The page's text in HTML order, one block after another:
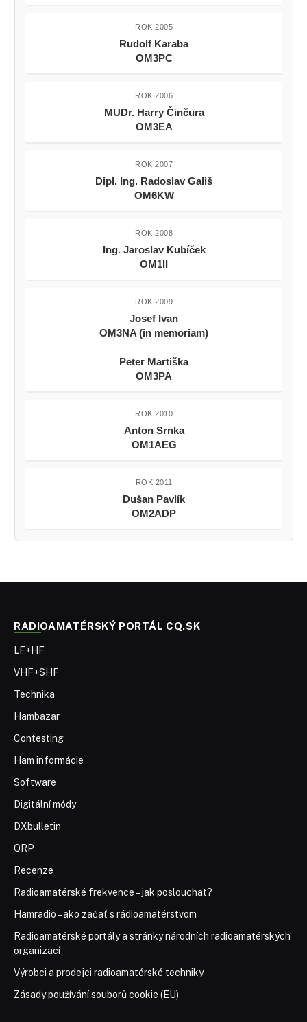
ROK 2005
Rudolf Karaba
OM3PC
ROK 2006
MUDr. Harry Činčura
OM3EA
ROK 2007
Dipl. Ing. Radoslav Gališ
OM6KW
ROK 2008
Ing. Jaroslav Kubíček
OM1II
ROK 2009
Josef Ivan
OM3NA (in memoriam)
Peter Martiška
OM3PA
ROK 2010
Anton Srnka
OM1AEG
ROK 2011
Dušan Pavlík
OM2ADP
RADIOAMATÉRSKÝ PORTÁL CQ.SK
LF+HF
VHF+SHF
Technika
Hambazar
Contesting
Ham informácie
Software
Digitální módy
DXbulletin
QRP
Recenze
Radioamatérské frekvence – jak poslouchat?
Hamradio – ako začať s rádioamatérstvom
Radioamatérské portály a stránky národních radioamatérských
organizací
Výrobci a prodejci radioamatérské techniky
Zásady používání souborů cookie (EU)